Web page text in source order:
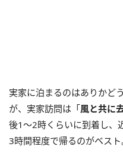
実家に泊まるのはありかど
が、実家訪問は「風と共に
後1～2時くらいに到着し、
3時間程度で帰るのがベスト